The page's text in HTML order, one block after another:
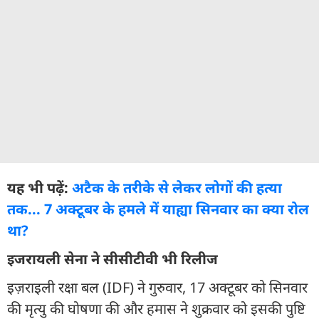
यह भी पढ़ें: अटैक के तरीके से लेकर लोगों की हत्या
तक... 7 अक्टूबर के हमले में याह्या सिनवार का क्या रोल
था?
इजरायली सेना ने सीसीटीवी भी रिलीज
इज़राइली रक्षा बल (IDF) ने गुरुवार, 17 अक्टूबर को सिनवार
की मृत्यु की घोषणा की और हमास ने शुक्रवार को इसकी पुष्टि